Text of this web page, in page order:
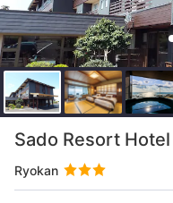
Sado Resort
Ryokan